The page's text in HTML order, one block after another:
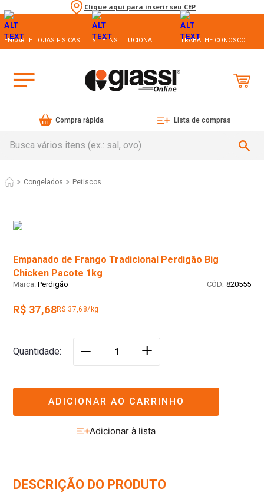
Clique aqui para inserir seu CEP
ENCARTE LOJAS FÍSICAS SITE INSTITUCIONAL TRABALHE CONOSCO
Compra rápida Lista de compras
Congelados Petiscos
Empanado de Frango Tradicional Perdigão Big
Chicken Pacote 1kg
Perdigão : 820555
R$ 37,68R$ 37,68/kg
Quantidade ＋
ADICIONAR AO CARRINHO
DESCRIÇÃO DO PRODUTO